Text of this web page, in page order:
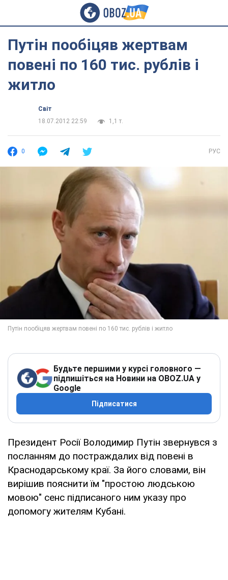
Путін пообіцяв жертвам
повені по 160 тис. рублів і
житло
Світ
18.07.2012 22:59
1,1 т.
0 РУС
Будьте першими у курсі головного —
підпишіться на Новини на OBOZ.UA у
Google
Підписатися
Президент Росії Володимир Путін звернувся з
посланням до постраждалих від повені в
Краснодарському краї. За його словами, він
вирішив пояснити їм "простою людською
мовою" сенс підписаного ним указу про
допомогу жителям Кубані.